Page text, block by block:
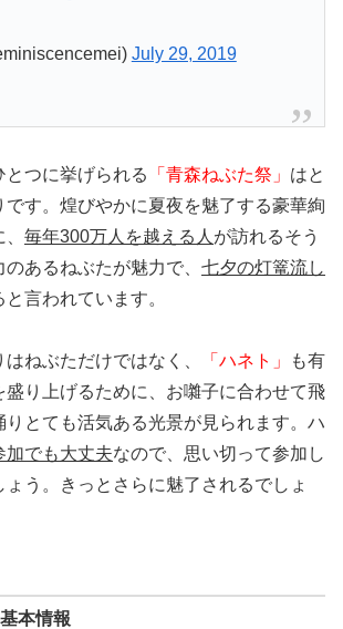
July 29, 2019
とつに挙げられる 「青森ねぶた祭」 はと
です。煌びやかに夏夜を魅了する豪華絢
毎年300万人を越える人 が訪れるそう
あるねぶたが魅力で、 七夕の灯篭流し
言われています。
ねぶただけではなく、 「ハネト」
も有
盛り上げるために、お囃子に合わせて飛
りとても活気ある光景が見られます。ハ
加でも大丈夫なので、思い切って参加し
う。きっとさらに魅了されるでしょ
本情報